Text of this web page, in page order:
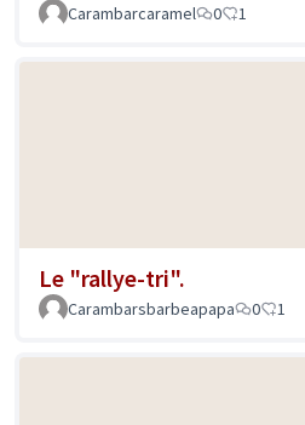
Carambarcaramel
0 1
Le "rallye-tri".
Carambarsbarbeapapa
0 1